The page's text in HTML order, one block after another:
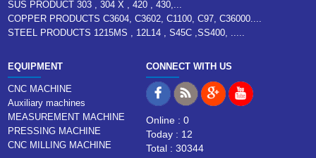
SUS PRODUCT 303 , 304 X , 420 , 430,...
COPPER PRODUCTS C3604, C3602, C1100, C97, C36000....
STEEL PRODUCTS 1215MS , 12L14 , S45C ,SS400, .....
EQUIPMENT
CNC MACHINE
Auxiliary machines
MEASUREMENT MACHINE
PRESSING MACHINE
CNC MILLING MACHINE
CONNECT WITH US
Online : 0
Today : 12
Total : 30344